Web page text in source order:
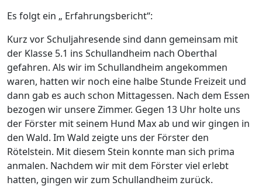
Es folgt ein „ Erfahrungsbericht“:
Kurz vor Schuljahresende sind dann gemeinsam mit
der Klasse 5.1 ins Schullandheim nach Oberthal
gefahren. Als wir im Schullandheim angekommen
waren, hatten wir noch eine halbe Stunde Freizeit und
dann gab es auch schon Mittagessen. Nach dem Essen
bezogen wir unsere Zimmer. Gegen 13 Uhr holte uns
der Förster mit seinem Hund Max ab und wir gingen in
den Wald. Im Wald zeigte uns der Förster den
Rötelstein. Mit diesem Stein konnte man sich prima
anmalen. Nachdem wir mit dem Förster viel erlebt
hatten, gingen wir zum Schullandheim zurück.